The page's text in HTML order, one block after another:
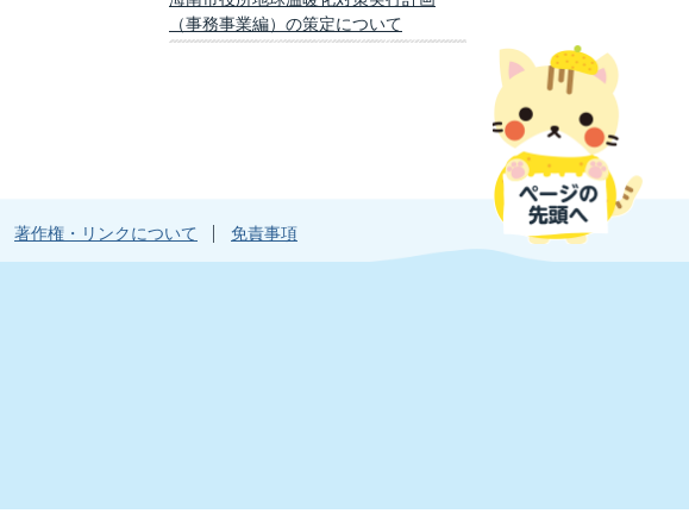
（事務事業編）の策定について
著作権・リンクについて 免責事項